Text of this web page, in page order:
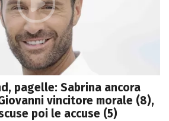
pagelle: Sabrina ancora
vincitore morale (8),
poi le accuse (5)